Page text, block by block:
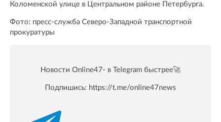
Коломенской улице в Центральном районе Петербурга.
Фото: пресс-служба Северо-Западной транспортной
прокуратуры
Новости Online47- в Telegram быстрее🚀
Подпишись: https://t.me/online47news